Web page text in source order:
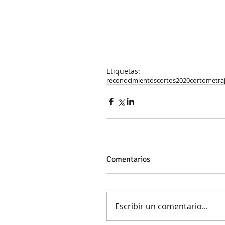
Etiquetas:
reconocimientoscortos2020
Comentarios
Escribir un comentario...